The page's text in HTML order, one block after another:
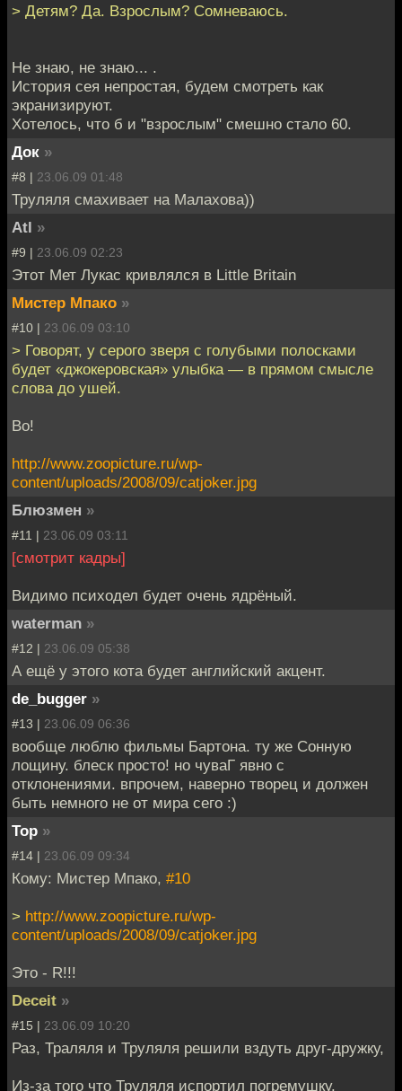
> Детям? Да. Взрослым? Сомневаюсь.
Не знаю, не знаю... .
История сея непростая, будем смотреть как
экранизируют.
Хотелось, что б и "взрослым" смешно стало 60.
Док »
#8 | 23.06.09 01:48
Труляля смахивает на Малахова))
Atl »
#9 | 23.06.09 02:23
Этот Мет Лукас кривлялся в Little Britain
Мистер Мпако »
#10 | 23.06.09 03:10
> Говорят, у серого зверя с голубыми полосками
будет «джокеровская» улыбка — в прямом смысле
слова до ушей.
Во!
http://www.zoopicture.ru/wp-
content/uploads/2008/09/catjoker.jpg
Блюзмен »
#11 | 23.06.09 03:11
[смотрит кадры]
Видимо психодел будет очень ядрёный.
waterman »
#12 | 23.06.09 05:38
А ещё у этого кота будет английский акцент.
de_bugger »
#13 | 23.06.09 06:36
вообще люблю фильмы Бартона. ту же Сонную
лощину. блеск просто! но чуваГ явно с
отклонениями. впрочем, наверно творец и должен
быть немного не от мира сего :)
Тор »
#14 | 23.06.09 09:34
Кому: Мистер Мпако, #10
> http://www.zoopicture.ru/wp-
content/uploads/2008/09/catjoker.jpg
Это - R!!!
Deceit »
#15 | 23.06.09 10:20
Раз, Траляля и Труляля решили вздуть друг-дружку,
Из-за того что Труляля испортил погремушку.